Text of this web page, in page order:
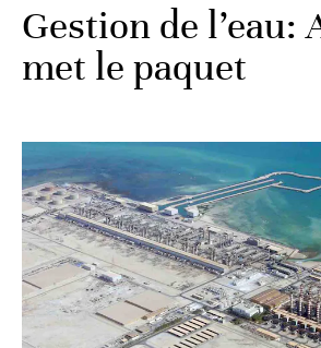
Gestion de l’eau:
met le paquet